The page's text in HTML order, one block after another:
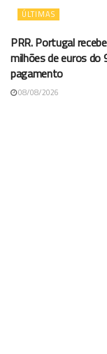
ÚLTIMAS
PRR. Portugal
milhões de euros do
pagamento
08/08/2026